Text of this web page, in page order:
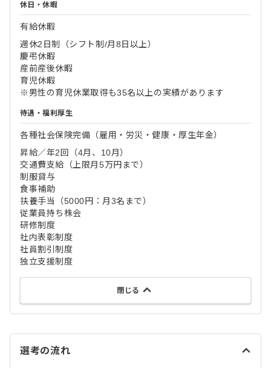
休日・休暇
有給休暇
週休2日制（シフト制/月8日以上）
慶弔休暇
産前産後休暇
育児休暇
※男性の育児休業取得も35名以上の実績があります
待遇・福利厚生
各種社会保険完備（雇用・労災・健康・厚生年金）
昇給／年2回（4月、10月）
交通費支給（上限月5万円まで）
制服貸与
食事補助
扶養手当（5000円：月3名まで）
従業員持ち株会
研修制度
社内表彰制度
社員割引制度
独立支援制度
閉じる
選考の流れ